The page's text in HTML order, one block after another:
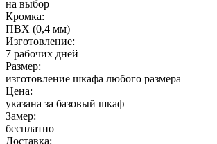
на выбор
Кромка:
ПВХ (0,4 мм)
Изготовление:
7 рабочих дней
Размер:
изготовление шкафа любого размера
Цена:
указана за базовый шкаф
Замер:
бесплатно
Доставка: